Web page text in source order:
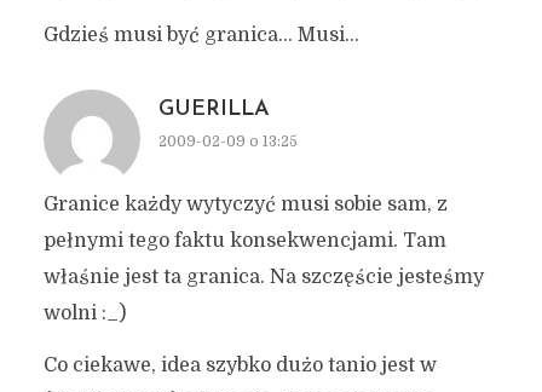
Gdzieś musi być granica… Musi…
GUERILLA
2009-02-09 o 13:25
Granice każdy wytyczyć musi sobie sam, z
pełnymi tego faktu konsekwencjami. Tam
właśnie jest ta granica. Na szczęście jesteśmy
wolni :_)
Co ciekawe, idea szybko dużo tanio jest w